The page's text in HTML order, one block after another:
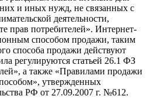
и иных нужд, не связанных с
деятельности,
прав потребителей». Интернет-
способом продажи, таким
способа продажи действуют
регулируются статьей 26.1 ФЗ
а также «Правилами продажи
утвержденных
РФ от 27.09.2007 г. №612.